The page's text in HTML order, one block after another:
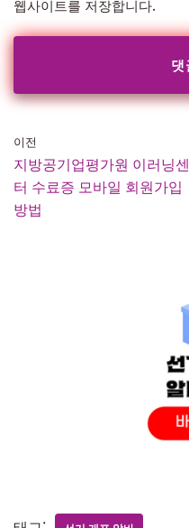
웹사이트를 저장합니다.
이전
지방공기업평가원 이러닝센
터 수료증 모바일 회원가입
방법